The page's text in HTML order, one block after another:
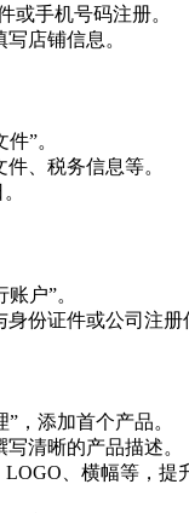
或手机号码注册。
店铺信息。
”。
、税务信息等。
户”。
份证件或公司注册
”，添加首个产品。
清晰的产品描述。
、横幅等，提